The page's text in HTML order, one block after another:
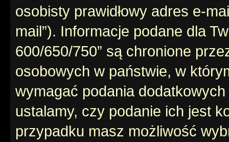
osobisty prawidłowy adres e-
mail”). Informacje podane dla
600/650/750” są chronione
osobowych w państwie, w
wymagać podania
ustalamy, czy podanie ich jest
przypadku masz możliwość